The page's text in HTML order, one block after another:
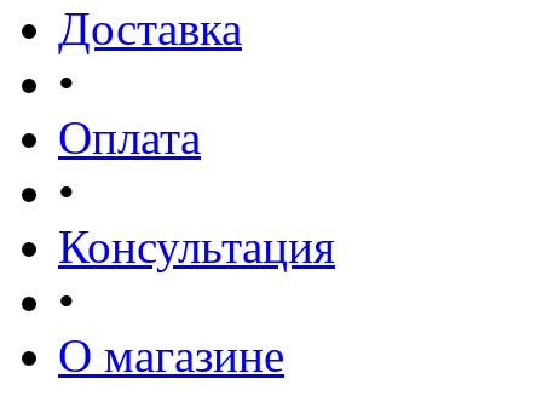
Доставка
•
Оплата
•
Консультация
•
О магазине